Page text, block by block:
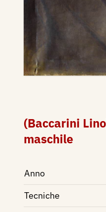
(Baccarini
maschile
Anno
Tecniche